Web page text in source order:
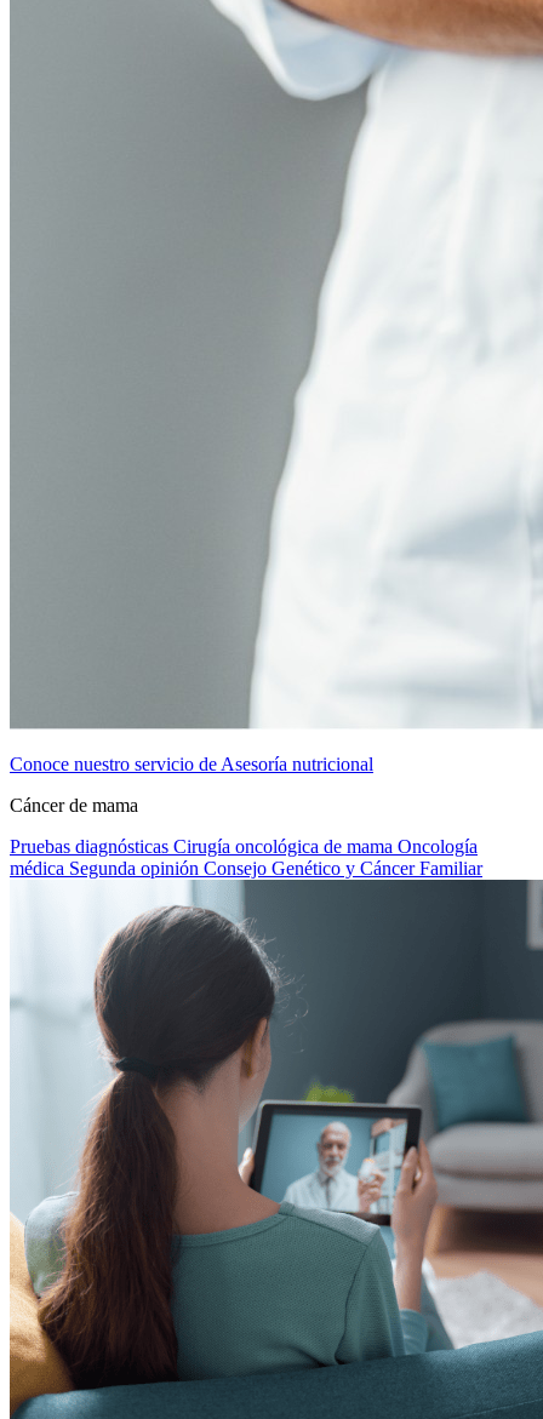
Conoce nuestro servicio de Asesoría nutricional
Cáncer de mama
Pruebas diagnósticas Cirugía oncológica de mama Oncología
médica Segunda opinión Consejo Genético y Cáncer Familiar